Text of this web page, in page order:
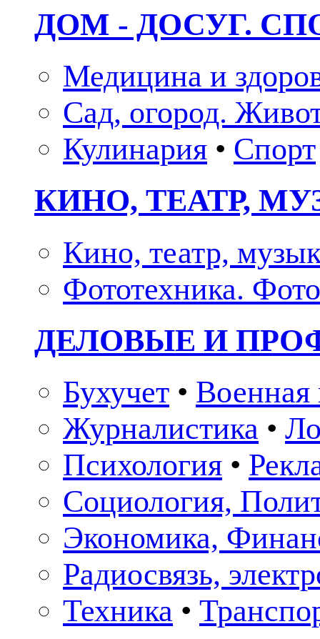
ДОМ - ДОСУГ.
Медицина и
Сад, огород.
Кулинария • Спорт
КИНО, ТЕАТР,
Кино, театр,
Фототехника.
ДЕЛОВЫЕ И
Бухучет • Военная
Журналистика •
Психология •
Социология,
Экономика,
Радиосвязь,
Техника •